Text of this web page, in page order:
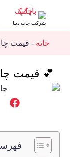
شرکت چاپ دیبا
خانه - قیمت
💕 قیمت